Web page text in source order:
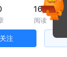
16k
阅读
关注